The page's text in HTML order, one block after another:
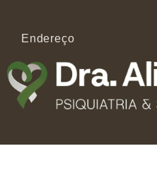
Endereço